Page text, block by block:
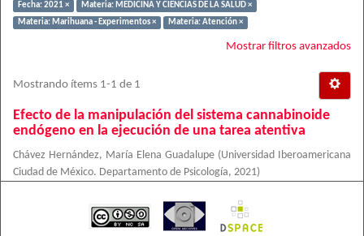
Fecha: 2021 ×
Materia: MEDICINA Y CIENCIAS DE LA SALUD ×
Materia: Marihuana - Experimentos ×
Materia: Atención ×
Mostrar filtros avanzados
Mostrando ítems 1-1 de 1
Efecto de la manipulación del sistema cannabinoide
endógeno en la ejecución de una tarea atentiva
Chávez Hernández, María Elena Guadalupe (Universidad Iberoamericana
Ciudad de México. Departamento de Psicología, 2021)